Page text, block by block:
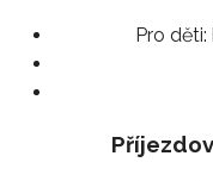
Pro děti: